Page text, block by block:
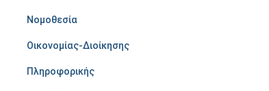
Νομοθεσία
Οικονομίας-Διοίκησης
Πληροφορικής